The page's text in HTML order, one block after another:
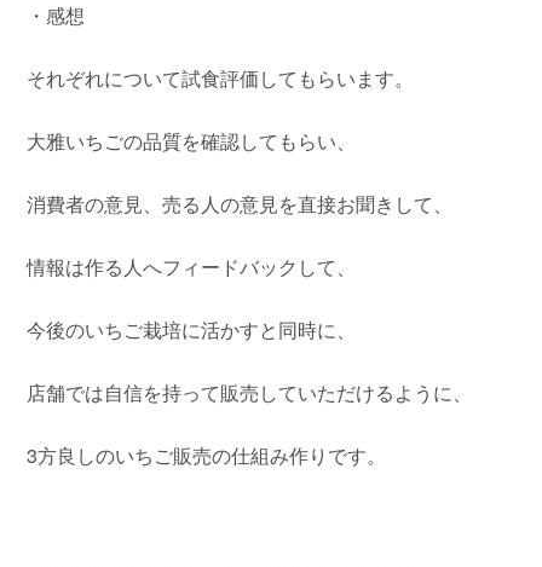
・感想
それぞれについて試食評価してもらいます。
大雅いちごの品質を確認してもらい、
消費者の意見、売る人の意見を直接お聞きして、
情報は作る人へフィードバックして、
今後のいちご栽培に活かすと同時に、
店舗では自信を持って販売していただけるように、
3方良しのいちご販売の仕組み作りです。